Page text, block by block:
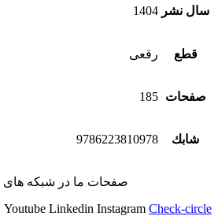
سال نشر 1404
قطع رقعی
صفحات 185
شابك 9786223810978
صفحات ما در شبکه های
Youtube Linkedin Instagram Check-circle